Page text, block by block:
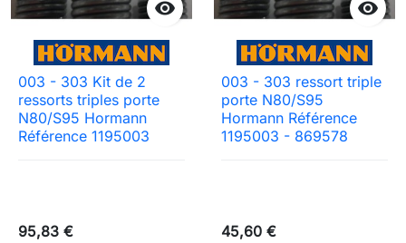

003 - 303 Kit de 2
ressorts triples porte
N80/S95 Hormann
Référence 1195003
95,83 €

003 - 303 ressort triple
porte N80/S95
Hormann Référence
1195003 - 869578
45,60 €